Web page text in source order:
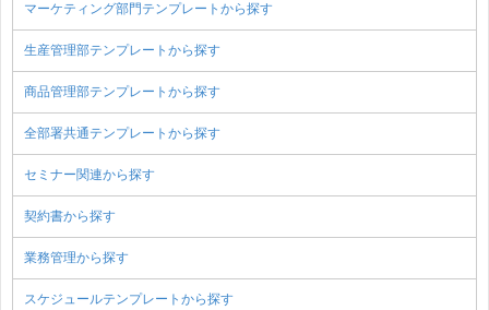
マーケティング部門テンプレートから探す
生産管理部テンプレートから探す
商品管理部テンプレートから探す
全部署共通テンプレートから探す
セミナー関連から探す
契約書から探す
業務管理から探す
スケジュールテンプレートから探す